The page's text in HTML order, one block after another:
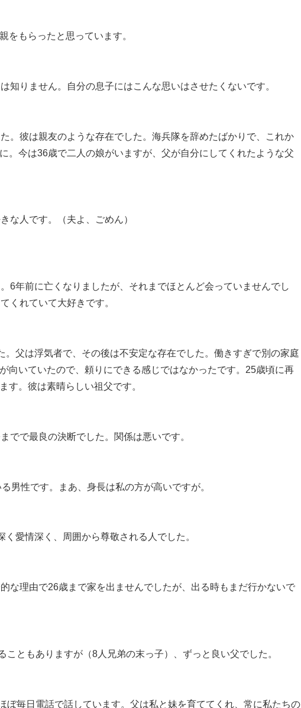
をもらったと思っています。
知りません。自分の息子にはこんな思いはさせたくないです。
。彼は親友のような存在でした。海兵隊を辞めたばかりで、これか
。今は36歳で二人の娘がいますが、父が自分にしてくれたような父
な人です。（夫よ、ごめん）
6年前に亡くなりましたが、それまでほとんど会っていませんでし
くれていて大好きです。
父は浮気者で、その後は不安定な存在でした。働きすぎで別の家庭
向いていたので、頼りにできる感じではなかったです。25歳頃に再
す。彼は素晴らしい祖父です。
でで最良の決断でした。関係は悪いです。
男性です。まあ、身長は私の方が高いですが。
愛情深く、周囲から尊敬される人でした。
な理由で26歳まで家を出ませんでしたが、出る時もまだ行かないで
ともありますが（8人兄弟の末っ子）、ずっと良い父でした。
ぼ毎日電話で話しています。父は私と妹を育ててくれ、常に私たちの